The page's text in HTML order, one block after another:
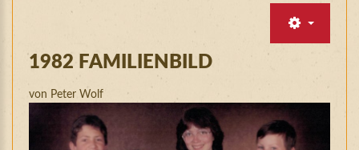
1982 FAMILIENBILD
von Peter Wolf